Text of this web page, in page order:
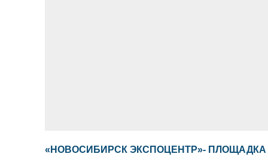
«НОВОСИБИРСК ЭКСПОЦЕНТР»-